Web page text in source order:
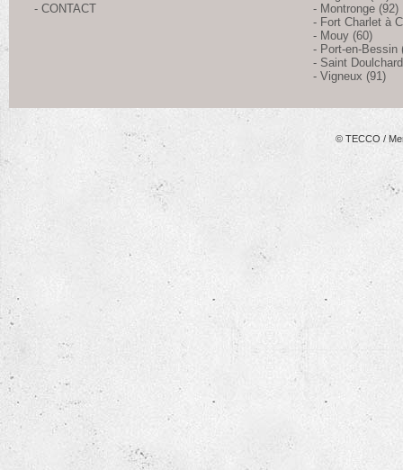
- CONTACT
- Montronge (92)
- Fort Charlet à
- Mouy (60)
- Port-en-Bessin
- Saint
- Vigneux (91)
© TECCO /